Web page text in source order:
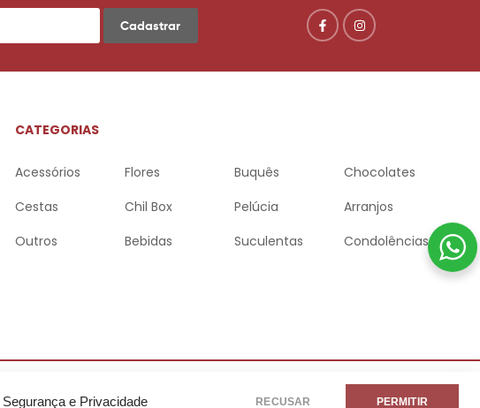
Segurança e Privacidade RECUSAR PERMITIR
Cadastrar
CATEGORIAS
Acessórios
Cestas
Outros
Flores
Chil Box
Bebidas
Buquês
Pelúcia
Suculentas
Chocolates
Arranjos
Condolências